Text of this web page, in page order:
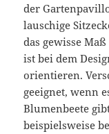
der
lauschige
das gewisse
ist bei dem
orientieren.
geeignet, wenn
Blumenbeete
beispielsweise